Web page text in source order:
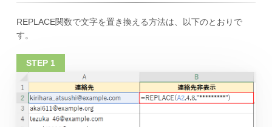
REPLACE関数で文字を置き換える方法は、以下のとおりで
す。